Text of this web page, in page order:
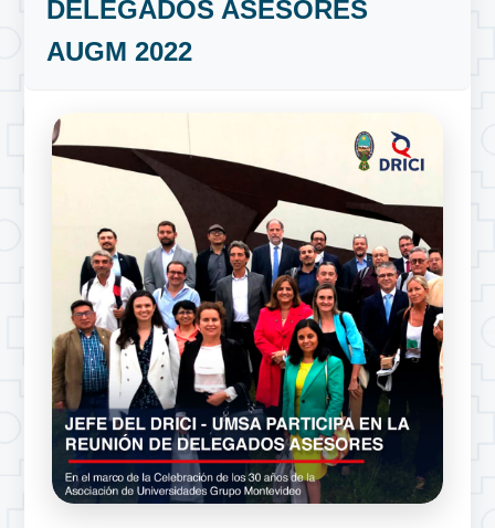
DELEGADOS ASESORES
AUGM 2022